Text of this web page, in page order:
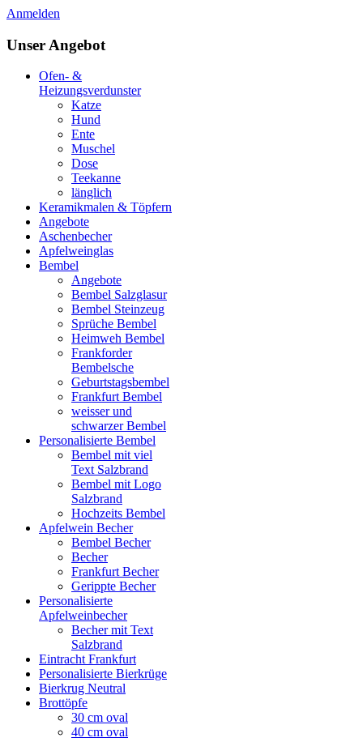
Anmelden
Unser Angebot
Ofen- &
Heizungsverdunster
Katze
Hund
Ente
Muschel
Dose
Teekanne
länglich
Keramikmalen & Töpfern
Angebote
Aschenbecher
Apfelweinglas
Bembel
Angebote
Bembel Salzglasur
Bembel Steinzeug
Sprüche Bembel
Heimweh Bembel
Frankforder
Bembelsche
Geburtstagsbembel
Frankfurt Bembel
weisser und
schwarzer Bembel
Personalisierte Bembel
Bembel mit viel
Text Salzbrand
Bembel mit Logo
Salzbrand
Hochzeits Bembel
Apfelwein Becher
Bembel Becher
Becher
Frankfurt Becher
Gerippte Becher
Personalisierte
Apfelweinbecher
Becher mit Text
Salzbrand
Eintracht Frankfurt
Personalisierte Bierkrüge
Bierkrug Neutral
Brottöpfe
30 cm oval
40 cm oval